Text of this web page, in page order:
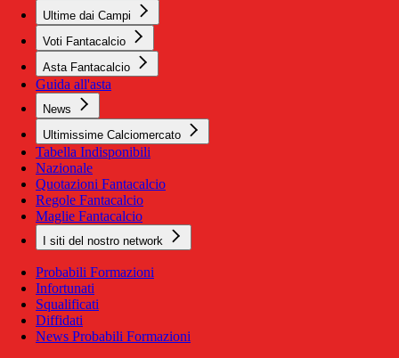
Ultime dai Campi
Voti Fantacalcio
Asta Fantacalcio
Guida all'asta
News
Ultimissime Calciomercato
Tabella Indisponibili
Nazionale
Quotazioni Fantacalcio
Regole Fantacalcio
Maglie Fantacalcio
I siti del nostro network
Probabili Formazioni
Infortunati
Squalificati
Diffidati
News Probabili Formazioni